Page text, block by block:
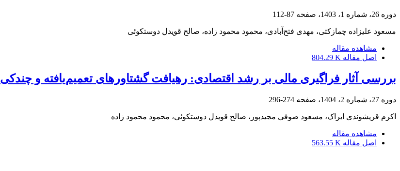
دوره 26، شماره 1، 1403، صفحه 87-112
مسعود علیزاده چمازکتی، مهدی فتح‌آبادی، محمود محمود زاده، صالح قویدل دوستکوئی
مشاهده مقاله
اصل مقاله 804.29 K
بررسی آثار فراگیری مالی بر رشد اقتصادی: رهیافت گشتاورهای تعمیم‌یافته و چندکی
دوره 27، شماره 2، 1404، صفحه 274-296
اکرم قریشوندی ایراک، مسعود صوفی مجیدپور، صالح قویدل دوستکوئی، محمود محمود زاده
مشاهده مقاله
اصل مقاله 563.55 K